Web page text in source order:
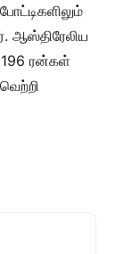
ஆஸ்திரேலிய
196 ரன்கள்